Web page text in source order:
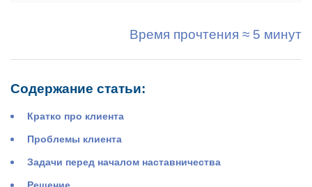
Время прочтения ≈ 5 минут
Содержание статьи:
Кратко про клиента
Проблемы клиента
Задачи перед началом наставничества